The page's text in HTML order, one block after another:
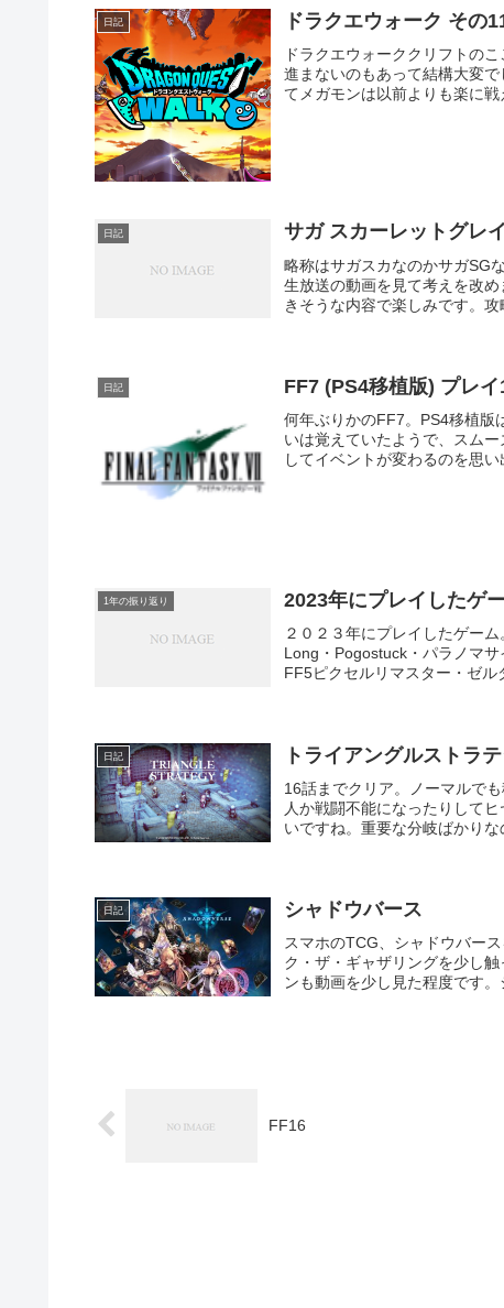
日記 ドラクエウォーク その
ドラクエウォーククリフトの
進まないのもあって結構大変
てメガモンは以前よりも楽に
日記 サガ スカーレットグレ
略称はサガスカなのかサガSG
生放送の動画を見て考えを改
きそうな内容で楽しみです。攻
日記 FF7 (PS4移植版) プレイ
何年ぶりかのFF7。PS4移植版
いは覚えていたようで、スム
してイベントが変わるのを思
1年の振り返り 2023年にプレイしたゲ
２０２３年にプレイしたゲー
Long・Pogostuck・パラノマ
FF5ピクセルリマスター・ゼル
日記 トライアングルストラ
16話までクリア。ノーマルで
人か戦闘不能になったりして
いですね。重要な分岐ばかり
日記 シャドウバース
スマホのTCG、シャドウバー
ク・ザ・ギャザリングを少し
ンも動画を少し見た程度です
FF16